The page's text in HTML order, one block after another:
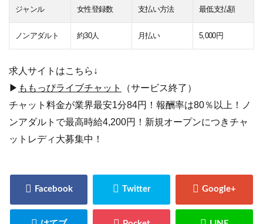
ジャンル 女性登録数 支払い方法 最低支払額
ノンアダルト 約30人 月払い 5,000円
求人サイトはこちら↓
▶ ももっぴライブチャット
（サービス終了）
チャット料金が業界最安1分84円！報酬率は80％以上！ノ
ンアダルトで最高時給4,200円！新規オープンにつきチャ
ットレディ大募集中！